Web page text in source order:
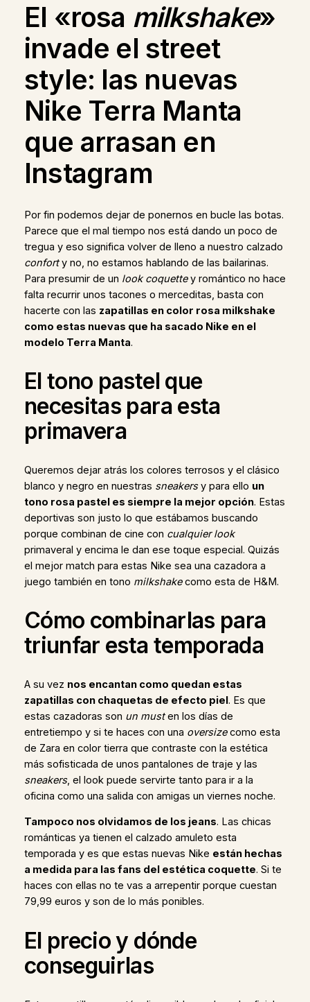
El «rosa milkshake»
invade el street
style: las nuevas
Nike Terra Manta
que arrasan en
Instagram
Por fin podemos dejar de ponernos en bucle las botas.
Parece que el mal tiempo nos está dando un poco de
tregua y eso significa volver de lleno a nuestro calzado
conforty no, no estamos hablando de las bailarinas.
Para presumir de un look coquettey romántico no hace
falta recurrir unos tacones o merceditas, basta con
hacerte con las zapatillas en color rosa milkshake
como estas nuevas que ha sacado Nike en el
modelo Terra Manta.
El tono pastel que
necesitas para esta
primavera
Queremos dejar atrás los colores terrosos y el clásico
blanco y negro en nuestras sneakersy para ello un
tono rosa pastel es siempre la mejor opción. Estas
deportivas son justo lo que estábamos buscando
porque combinan de cine con cualquier look
primaveral y encima le dan ese toque especial. Quizás
el mejor match para estas Nike sea una cazadora a
juego también en tono milkshakecomo esta de H&M.
Cómo combinarlas para
triunfar esta temporada
A su vez nos encantan como quedan estas
zapatillas con chaquetas de efecto piel. Es que
estas cazadoras son un musten los días de
entretiempo y si te haces con una oversizecomo esta
de Zara en color tierra que contraste con la estética
más sofisticada de unos pantalones de traje y las
sneakers, el look puede servirte tanto para ir a la
oficina como una salida con amigas un viernes noche.
Tampoco nos olvidamos de los jeans. Las chicas
románticas ya tienen el calzado amuleto esta
temporada y es que estas nuevas Nike están hechas
a medida para las fans del estética coquette. Si te
haces con ellas no te vas a arrepentir porque cuestan
79,99 euros y son de lo más ponibles.
El precio y dónde
conseguirlas